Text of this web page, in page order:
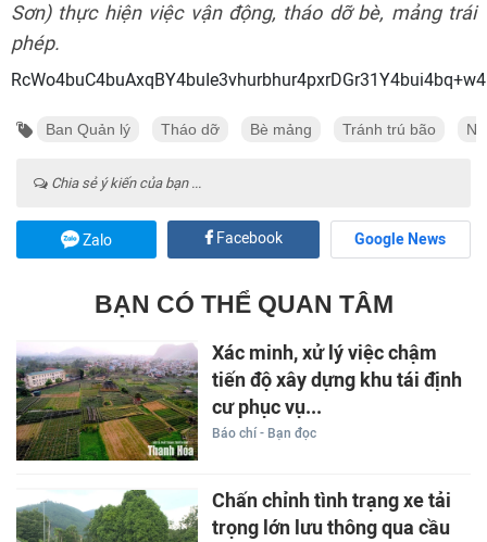
Sơn) thực hiện việc vận động, tháo dỡ bè, mảng trái
phép.
Ban Quản lý Tháo dỡ Bè mảng Tránh trú bão
Chia sẻ ý kiến của bạn ...
Zalo Facebook Google News
BẠN CÓ THỂ QUAN TÂM
Xác minh, xử lý việc chậm
tiến độ xây dựng khu tái định
cư phục vụ...
Báo chí - Bạn đọc
Chấn chỉnh tình trạng xe tải
trọng lớn lưu thông qua cầu